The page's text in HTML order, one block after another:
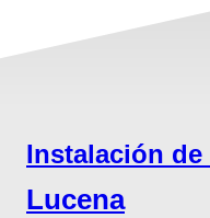
Instalación
Lucena